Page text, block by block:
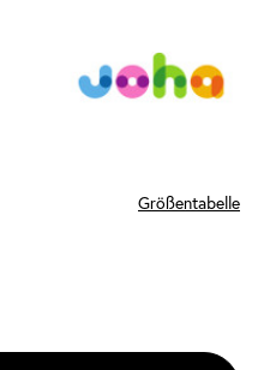
Größentabelle